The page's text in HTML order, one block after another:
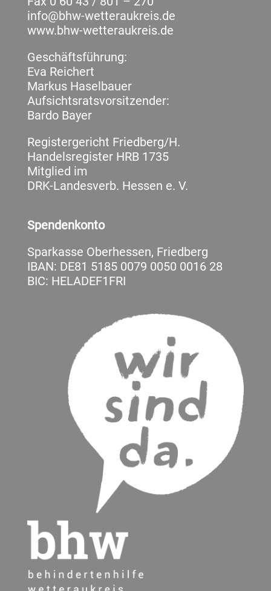
info@bhw-wetteraukreis.de
www.bhw-wetteraukreis.de
Geschäftsführung:
Eva Reichert
Markus Haselbauer
Aufsichtsratsvorsitzender:
Bardo Bayer
Registergericht Friedberg/H.
Handelsregister HRB 1735
Mitglied im
DRK-Landesverb. Hessen e. V.
Spendenkonto
Sparkasse Oberhessen, Friedberg
IBAN: DE81 5185 0079 0050 0016 28
BIC: HELADEF1FRI